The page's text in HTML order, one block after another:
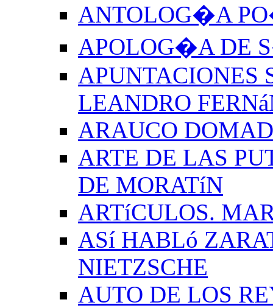
ANTOLOG�A
APOLOG�A DE
APUNTACIONES
LEANDRO
ARAUCO
ARTE DE LAS
DE MORATíN
ARTíCULOS.
ASí HABLó
NIETZSCHE
AUTO DE LOS